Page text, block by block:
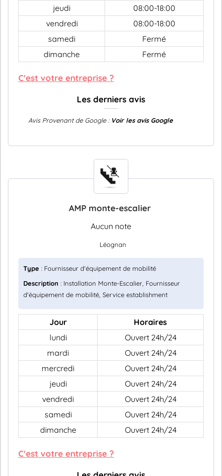
jeudi
08:00-18:00
vendredi
08:00-18:00
samedi
Fermé
dimanche
Fermé
C'est votre entreprise ?
Les derniers avis
Avis Provenant de Google : Voir les avis Google
AMP monte-escalier
Aucun note
Léognan
Type : Fournisseur d'équipement de mobilité
Description : Installation Monte-Escalier, Fournisseur
d'équipement de mobilité, Service establishment
Jour
Horaires
lundi
Ouvert 24h/24
mardi
Ouvert 24h/24
mercredi
Ouvert 24h/24
jeudi
Ouvert 24h/24
vendredi
Ouvert 24h/24
samedi
Ouvert 24h/24
dimanche
Ouvert 24h/24
C'est votre entreprise ?